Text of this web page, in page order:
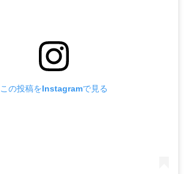
この投稿をInstagramで見る